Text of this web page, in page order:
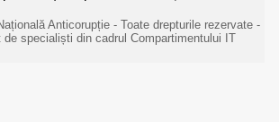
Anticorupție - Toate drepturile rezervate -
de specialiști din cadrul Compartimentului IT